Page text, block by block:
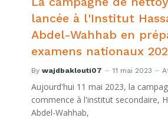
lancée à l'Institut
Abdel-Wahhab en
examens nationaux
By wajdbaklouti07 11 mai 2023
Aujourd'hui 11 mai 2023, la
commence à l'institut secondaire,
Abdel-Wahhab,